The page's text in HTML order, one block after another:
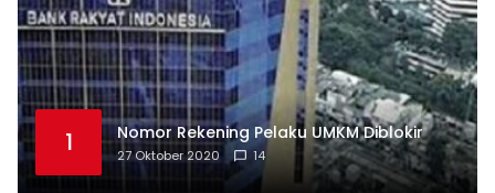
1 Nomor Rekening Pelaku UMKM Diblokir
27 Oktober 2020 14